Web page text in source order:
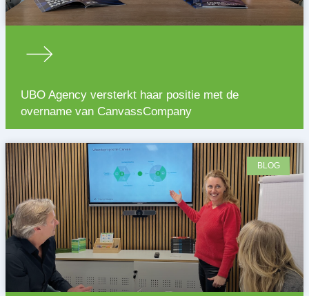
UBO Agency versterkt haar positie met de
overname van CanvassCompany
BLOG